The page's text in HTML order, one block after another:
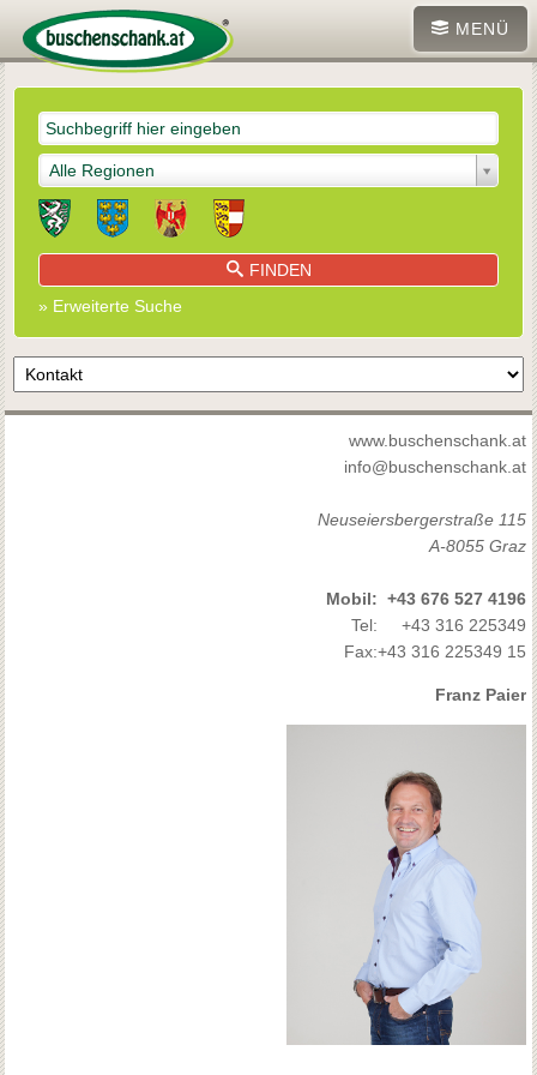
MENÜ
Alle Regionen
FINDEN
» Erweiterte Suche
www.buschenschank.at
info@buschenschank.at
Neuseiersbergerstraße 115
A-8055 Graz
Mobil: +43 676 527 4196
Tel:
+43 316 225349
Fax:+43 316 225349 15
Franz Paier